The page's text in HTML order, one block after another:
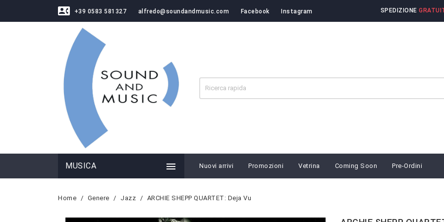
contact_phone +39 0583 581327 alfredo@soundandmusic.com Facebook Instagram SPEDIZIONE
MUSICA  Nuovi arrivi Promozioni Vetrina Coming Soon Pre-Ordini
Home Genere Jazz ARCHIE SHEPP QUARTET: Deja Vu